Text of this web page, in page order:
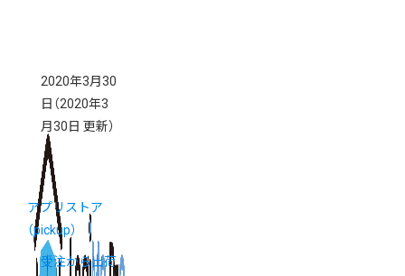
2020年3月30
日 （2020年3
月30日 更新）
アプリストア
（pickup）
受注から出荷